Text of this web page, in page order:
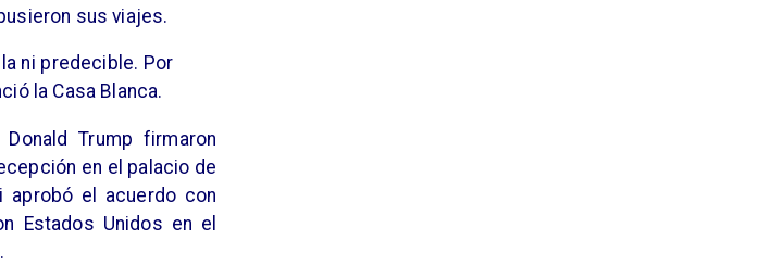
sus viajes.
ni predecible. Por
la Casa Blanca.
Trump firmaron
en el palacio de
aprobó el acuerdo con
Estados Unidos en el